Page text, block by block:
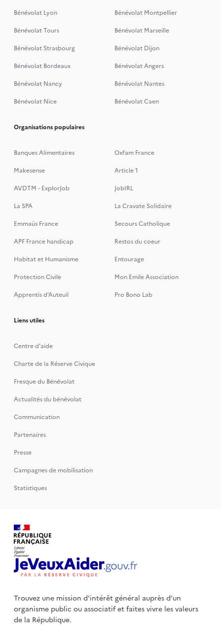
Bénévolat Lyon
Bénévolat Montpellier
Bénévolat Tours
Bénévolat Marseille
Bénévolat Strasbourg
Bénévolat Dijon
Bénévolat Bordeaux
Bénévolat Angers
Bénévolat Nancy
Bénévolat Nantes
Bénévolat Nice
Bénévolat Caen
Organisations populaires
Banques Alimentaires
Oxfam France
Makesense
Article 1
AVDTM - ExplorJob
JobIRL
La SPA
La Cravate Solidaire
Emmaüs France
Secours Catholique
APF France handicap
Restos du coeur
Habitat et Humanisme
Entourage
Protection Civile
Mon Emile Association
Apprentis d’Auteuil
Pro Bono Lab
Liens utiles
Centre d'aide
Charte de la Réserve Civique
Fresque du Bénévolat
Actualités du bénévolat
Communication
Partenaires
Presse
Campagnes de mobilisation
Statistiques
Trouvez une mission d'intérêt général auprès d’un
organisme publicou associatif et faites vivre les valeurs
de la République.